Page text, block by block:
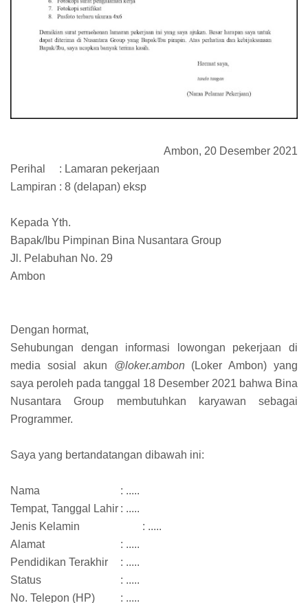
Ambon, 20 Desember 2021
Perihal
: Lamaran pekerjaan
Lampiran : 8 (delapan) eksp
Kepada Yth.
Bapak/Ibu Pimpinan Bina Nusantara Group
Jl. Pelabuhan No. 29
Ambon
Dengan hormat,
Sehubungan dengan informasi lowongan pekerjaan di
media sosial akun @loker.ambon(Loker Ambon) yang
saya peroleh pada tanggal 18 Desember 2021 bahwa Bina
Nusantara Group membutuhkan karyawan sebagai
Programmer.
Saya yang bertandatangan dibawah ini:
Nama
: .....
Tempat, Tanggal Lahir : .....
Jenis Kelamin
: .....
Alamat
: .....
Pendidikan Terakhir
: .....
Status
: .....
No. Telepon (HP)
: .....